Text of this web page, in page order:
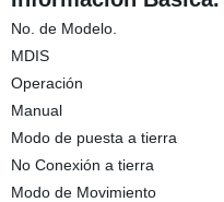
No. de Modelo.
MDIS
Operación
Manual
Modo de puesta a tierra
No Conexión a tierra
Modo de Movimiento